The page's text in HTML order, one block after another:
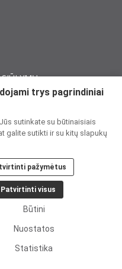
Privatumo politika
trys pagrindiniai
sutinkate su būtinaisiais
galite sutikti ir su kitų slapukų
pažymėtus
Patvirtinti visus
Būtini
Nuostatos
Statistika